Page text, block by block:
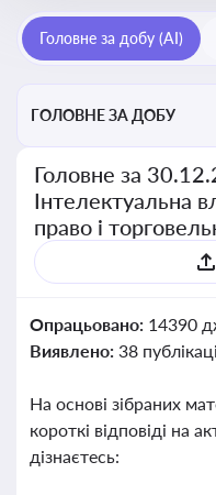
власності, а також змін
Головне за добу (AI)
ГОЛОВНЕ ЗА ДОБУ
Головне за
Інтелектуальна
право і
Опрацьовано: 14390
Виявлено: 38
На основі зібраних
короткі відповіді на
дізнаєтесь: